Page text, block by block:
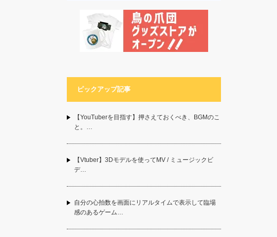
ピックアップ記事
【YouTuberを目指す】押さえておくべき、BGMのこ
と。…
【Vtuber】3Dモデルを使ってMV / ミュージックビ
デ…
自分の心拍数を画面にリアルタイムで表示して臨場
感のあるゲーム…